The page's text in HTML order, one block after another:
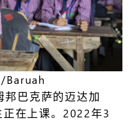
Baruah
巴克萨的迈达加
在上课。2022年3